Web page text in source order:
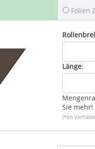
Folien
Länge:
Sie mehr!
(*Im